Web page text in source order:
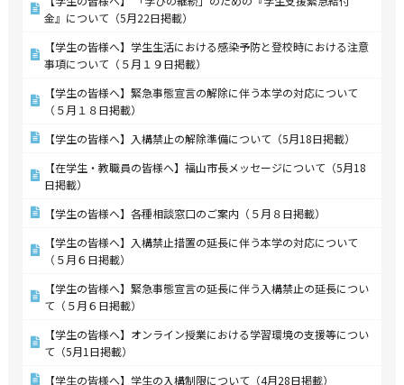
金』について（5月22日掲載）
【学生の皆様へ】学生生活における感染予防と登校時における注意
事項について（５月１９日掲載）
【学生の皆様へ】緊急事態宣言の解除に伴う本学の対応について
（５月１８日掲載）
【学生の皆様へ】入構禁止の解除準備について（5月18日掲載）
【在学生・教職員の皆様へ】福山市長メッセージについて（5月18
日掲載）
【学生の皆様へ】各種相談窓口のご案内（５月８日掲載）
【学生の皆様へ】入構禁止措置の延長に伴う本学の対応について
（５月６日掲載）
【学生の皆様へ】緊急事態宣言の延長に伴う入構禁止の延長につい
て（５月６日掲載）
【学生の皆様へ】オンライン授業における学習環境の支援等につい
て（5月1日掲載）
【学生の皆様へ】学生の入構制限について（4月28日掲載）